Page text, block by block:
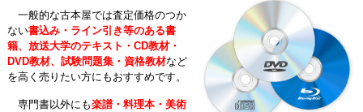
一般的な古本屋では査定価格のつか
ない書込み・ライン引き等のある書
籍、放送大学のテキスト・CD教材・
DVD教材、試験問題集・資格教材など
を高く売りたい方にもおすすめです。
専門書以外にも楽譜・料理本・美術